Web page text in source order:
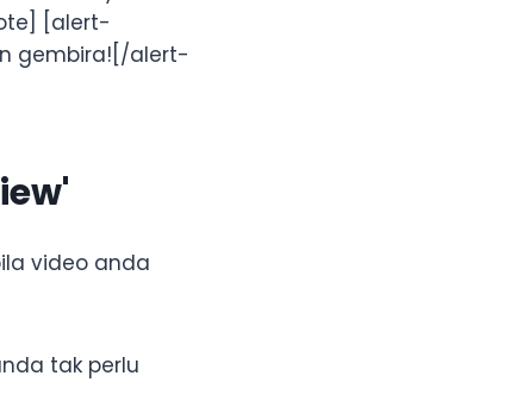
[alert-
gembira![/alert-
video anda
tak perlu